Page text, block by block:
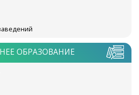
ОБРАЗОВАНИЕ